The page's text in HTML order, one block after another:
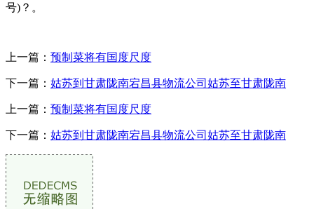
号)？。
上一篇： 预制菜将有国度尺度
下一篇： 姑苏到甘肃陇南宕昌县物流公司姑苏至甘肃陇南
上一篇： 预制菜将有国度尺度
下一篇： 姑苏到甘肃陇南宕昌县物流公司姑苏至甘肃陇南